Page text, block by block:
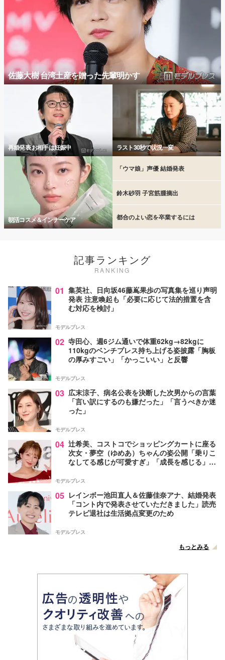
佐藤大樹 台湾土産を贈った先輩明かす
再婚発表 お相手は妊娠中 ラスト30秒で状況一変
朝活コスメ＆インナーケア
「ウマ娘」声優 結婚発表
鈴木砂羽 子宮筋腫摘出
都合のよい恋を卒業するには
記事ランキング
RANKING
01 集英社、日向坂46藤嶌果歩の写真集を巡り声明
発表 注意喚起も「必要に応じて法的措置を含
む対応を検討」
モデルプレス
02 寺田心、週6ジム通いで体重62kg→82kgに
110kgのベンチプレス持ち上げる姿披露「胸板
の厚みすごい」「かっこいい」と反響
モデルプレス
03 広末涼子、病名公表を決断した次男からの言葉
「言い訳にするのも嫌だった」「言うべきか迷
った」
モデルプレス
04 辻希美、コストコでショッピングカートに座る
次女・夢空（ゆめあ）ちゃんの姿公開「乗りこ
なしてる感じが可愛すぎ」「成長を感じる」の
モデルプレス
05 レインボー池田直人＆佐藤佳奈アナ、結婚発表
「コント内で発表させていただきました」読売
テレビ退社は生活拠点変更のため
モデルプレス
もっとみる